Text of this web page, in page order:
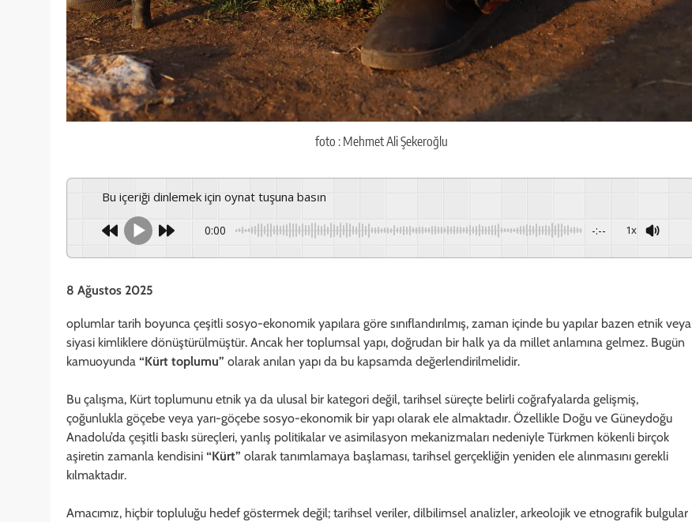
foto : Mehmet Ali Şekeroğlu
Bu içeriği dinlemek için oynat tuşuna basın
0:00 -:-- 1x
8 Ağustos 2025
oplumlar tarih boyunca çeşitli sosyo-ekonomik yapılara göre sınıflandırılmış, zaman içinde bu yapılar bazen etnik veya
siyasi kimliklere dönüştürülmüştür. Ancak her toplumsal yapı, doğrudan bir halk ya da millet anlamına gelmez. Bugün
kamuoyunda “Kürt toplumu” olarak anılan yapı da bu kapsamda değerlendirilmelidir.
Bu çalışma, Kürt toplumunu etnik ya da ulusal bir kategori değil, tarihsel süreçte belirli coğrafyalarda gelişmiş,
çoğunlukla göçebe veya yarı-göçebe sosyo-ekonomik bir yapı olarak ele almaktadır. Özellikle Doğu ve Güneydoğu
Anadolu’da çeşitli baskı süreçleri, yanlış politikalar ve asimilasyon mekanizmaları nedeniyle Türkmen kökenli birçok
aşiretin zamanla kendisini “Kürt” olarak tanımlamaya başlaması, tarihsel gerçekliğin yeniden ele alınmasını gerekli
kılmaktadır.
Amacımız, hiçbir topluluğu hedef göstermek değil; tarihsel veriler, dilbilimsel analizler, arkeolojik ve etnografik bulgular